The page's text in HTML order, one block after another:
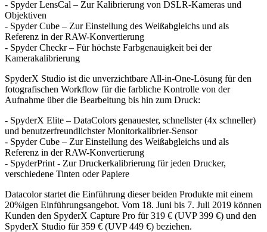
- Spyder LensCal – Zur Kalibrierung von DSLR-Kameras und
Objektiven
- Spyder Cube – Zur Einstellung des Weißabgleichs und als
Referenz in der RAW-Konvertierung
- Spyder Checkr – Für höchste Farbgenauigkeit bei der
Kamerakalibrierung
SpyderX Studio ist die unverzichtbare All-in-One-Lösung für den
fotografischen Workflow für die farbliche Kontrolle von der
Aufnahme über die Bearbeitung bis hin zum Druck:
- SpyderX Elite – DataColors genauester, schnellster (4x schneller)
und benutzerfreundlichster Monitorkalibrier-Sensor
- Spyder Cube – Zur Einstellung des Weißabgleichs und als
Referenz in der RAW-Konvertierung
- SpyderPrint - Zur Druckerkalibrierung für jeden Drucker,
verschiedene Tinten oder Papiere
Datacolor startet die Einführung dieser beiden Produkte mit einem
20%igen Einführungsangebot. Vom 18. Juni bis 7. Juli 2019 können
Kunden den SpyderX Capture Pro für 319 € (UVP 399 €) und den
SpyderX Studio für 359 € (UVP 449 €) beziehen.